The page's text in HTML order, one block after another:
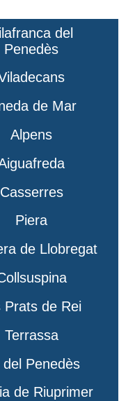
del
Penedès
de Mar
Alpens
Casserres
Piera
de Llobregat
Prats de Rei
Terrassa
del Penedès
de Riuprimer